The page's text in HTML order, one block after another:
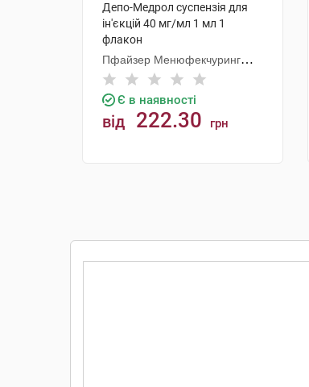
Депо-Медрол суспензія для
ін'єкцій 40 мг/мл 1 мл 1
флакон
Пфайзер Менюфекчуринг
Бельгія
Є в наявності
від 222.30 грн